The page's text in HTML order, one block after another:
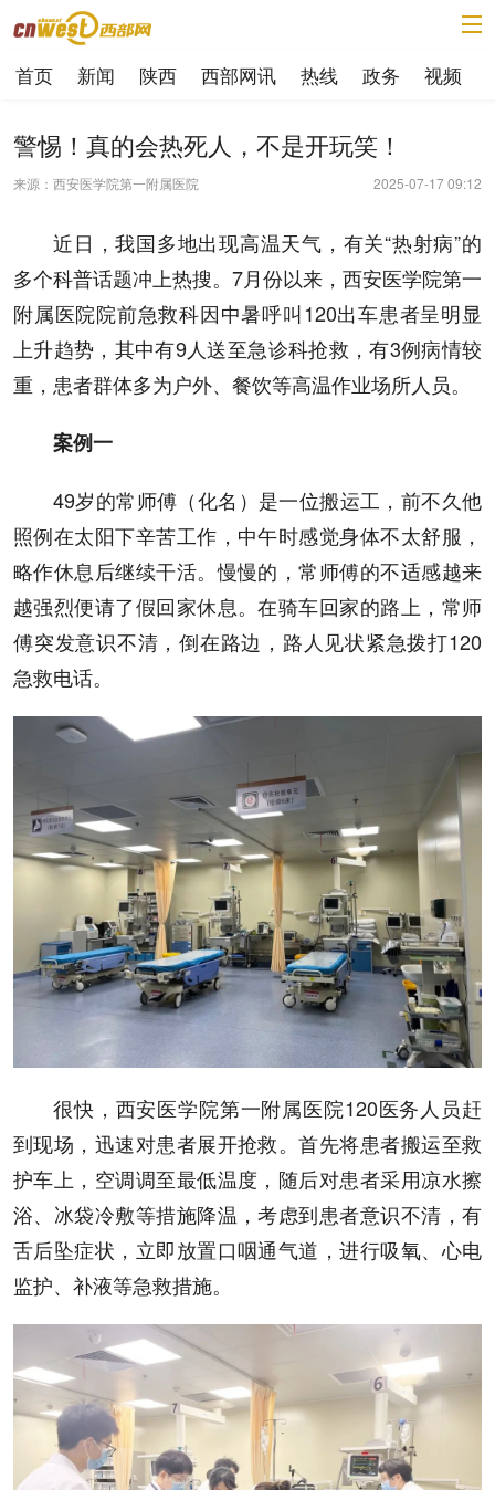
首页 新闻 陕西 西部网讯 热线 政务 视频
警惕！真的会热死人，不是开玩笑！
来源：西安医学院第一附属医院 2025-07-17 09:12
近日，我国多地出现高温天气，有关“热射病”的
多个科普话题冲上热搜。7月份以来，西安医学院第一
附属医院院前急救科因中暑呼叫120出车患者呈明显
上升趋势，其中有9人送至急诊科抢救，有3例病情较
重，患者群体多为户外、餐饮等高温作业场所人员。
案例一
49岁的常师傅（化名）是一位搬运工，前不久他
照例在太阳下辛苦工作，中午时感觉身体不太舒服，
略作休息后继续干活。慢慢的，常师傅的不适感越来
越强烈便请了假回家休息。在骑车回家的路上，常师
傅突发意识不清，倒在路边，路人见状紧急拨打120
急救电话。
很快，西安医学院第一附属医院120医务人员赶
到现场，迅速对患者展开抢救。首先将患者搬运至救
护车上，空调调至最低温度，随后对患者采用凉水擦
浴、冰袋冷敷等措施降温，考虑到患者意识不清，有
舌后坠症状，立即放置口咽通气道，进行吸氧、心电
监护、补液等急救措施。